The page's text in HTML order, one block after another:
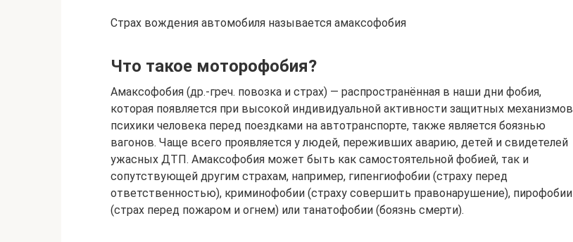
Страх вождения автомобиля называется амаксофобия
Что такое моторофобия?
Амаксофобия (др.-греч. повозка и страх) — распространённая в наши дни фобия,
которая появляется при высокой индивидуальной активности защитных механизмов
психики человека перед поездками на автотранспорте, также является боязнью
вагонов. Чаще всего проявляется у людей, переживших аварию, детей и свидетелей
ужасных ДТП. Амаксофобия может быть как самостоятельной фобией, так и
сопутствующей другим страхам, например, гипенгиофобии (страху перед
ответственностью), криминофобии (страху совершить правонарушение), пирофобии
(страх перед пожаром и огнем) или танатофобии (боязнь смерти).